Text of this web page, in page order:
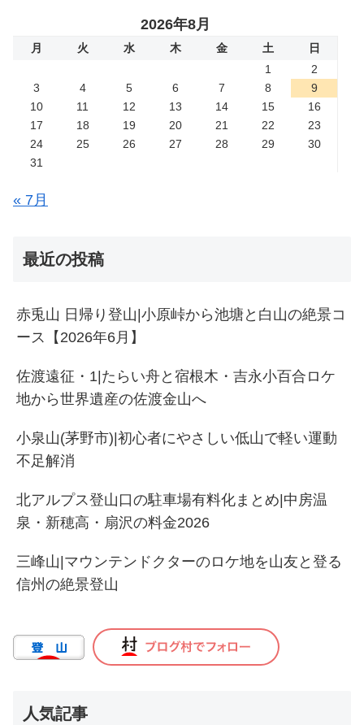
2026年8月
月 火 水 木 金 土
日
1
2
3
4 5 6 7 8
9
10
11 12 13 14 15
16
17
18 19 20 21 22
23
24
25 26 27 28 29
30
31
« 7月
最近の投稿
赤兎山 日帰り登山|小原峠から池塘と白山の絶景コ
ース【2026年6月】
佐渡遠征・1|たらい舟と宿根木・吉永小百合ロケ
地から世界遺産の佐渡金山へ
小泉山(茅野市)|初心者にやさしい低山で軽い運動
不足解消
北アルプス登山口の駐車場有料化まとめ|中房温
泉・新穂高・扇沢の料金2026
三峰山|マウンテンドクターのロケ地を山友と登る
信州の絶景登山
人気記事